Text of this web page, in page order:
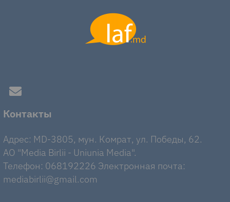
Контакты
Адрес: MD-3805, мун. Комрат, ул. Победы, 62.
AO "Media Birlii - Uniunia Media".
Телефон: 068192226 Электронная почта:
mediabirlii@gmail.com